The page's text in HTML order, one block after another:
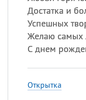
Достатка и
Успешных
Желаю самых
С днем
Открытка